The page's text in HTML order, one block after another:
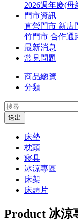
2026週年慶(母
門市資訊
直營門市 新店
竹門市 合作通
最新消息
常見問題
商品總覽
分類
送出
床墊
枕頭
寢具
冰涼專區
床架
床頭片
Product 冰涼